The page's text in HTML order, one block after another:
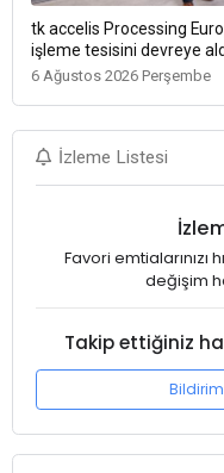
tk accelis Processing
işleme tesisini devreye
6 Ağustos 2026 Perşembe
İzleme Listesi
Favori emtialarınızı
değişim
Takip ettiğiniz